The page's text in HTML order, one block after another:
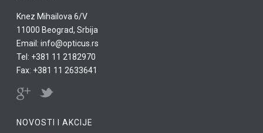
Knez Mihailova 6/V
11000 Beograd, Srbija
Email: info@opticus.rs
Tel: +381 11 2182970
Fax: +381 11 2633641
NOVOSTI I AKCIJE